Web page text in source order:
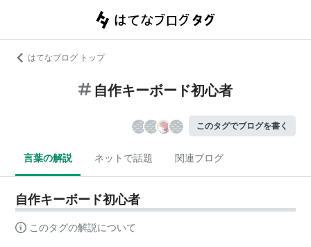
はてなブログ トップ
自作キーボード初心者
このタグでブログを書く
言葉の解説 ネットで話題 関連ブログ
自作キーボード初心者
このタグの解説について